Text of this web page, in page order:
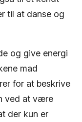
til at danse og
og give energi
mad
for at beskrive
ved at være
der kun er